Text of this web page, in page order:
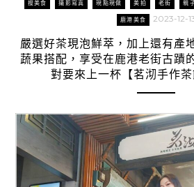
搜美食 攝影寫真 現點現做 美拍 老街 親
鹿港美食 2023-12-
嚴選好茶現泡鮮萃，加上還有產
蔬果搭配，享受在鹿港老街古蹟
對要來上一杯【茗沏手作茶